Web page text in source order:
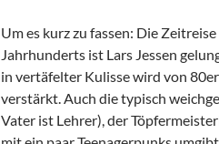
Um es kurz zu fassen: Die
Jahrhunderts ist Lars Jessen
in vertäfelter Kulisse wird von
verstärkt. Auch die typisch
Vater ist Lehrer), der